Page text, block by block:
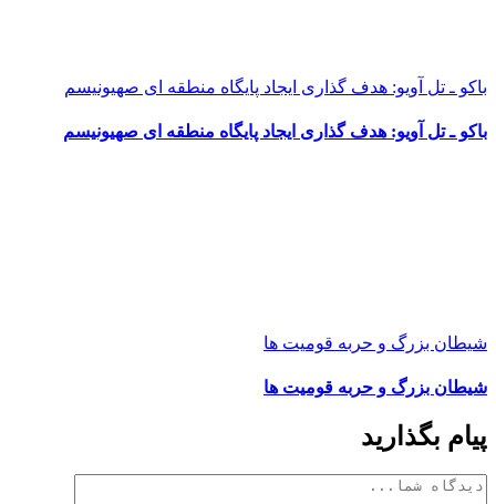
باکو ـ تل آویو: هدف گذاری ایجاد پایگاه منطقه ای صهیونیسم
باکو ـ تل آویو: هدف گذاری ایجاد پایگاه منطقه ای صهیونیسم
شیطان بزرگ و حربه قومیت ها
شیطان بزرگ و حربه قومیت ها
پیام بگذارید
دیدگاه